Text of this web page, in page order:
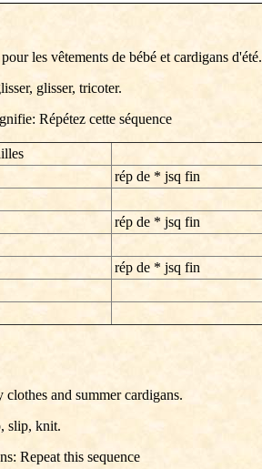
les vêtements de bébé et cardigans d'été.
glisser, tricoter.
Répétez cette séquence
rép de * jsq fin
rép de * jsq fin
rép de * jsq fin
and summer cardigans.
slip, knit.
Repeat this sequence